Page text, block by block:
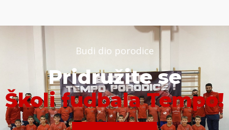
Budi dio porodice
Pridružite se
Školi fudbala Tempo!